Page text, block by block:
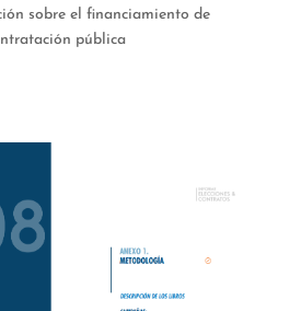
sobre el financiamiento de
pública